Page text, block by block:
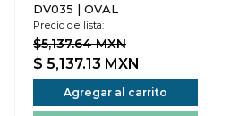
DV035 | OVAL
Precio de lista:
$5,137.64 MXN
$ 5,137.13 MXN
Agregar al carrito